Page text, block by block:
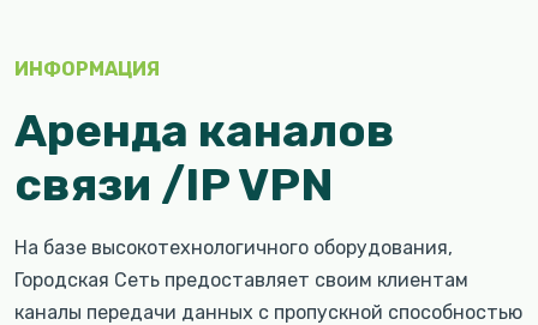
ИНФОРМАЦИЯ
Аренда каналов
связи /IP VPN
На базе высокотехнологичного оборудования,
Городская Сеть предоставляет своим клиентам
каналы передачи данных с пропускной способностью